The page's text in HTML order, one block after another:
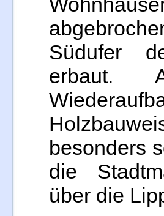
Südufer
erbaut.
besonders
die
über die